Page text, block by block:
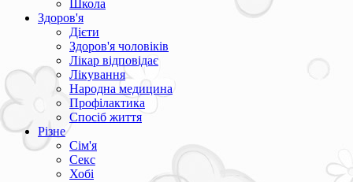
Школа
Здоров'я
Дієти
Здоров'я чоловіків
Лікар відповідає
Лікування
Народна медицина
Профілактика
Спосіб життя
Різне
Сім'я
Секс
Хобі